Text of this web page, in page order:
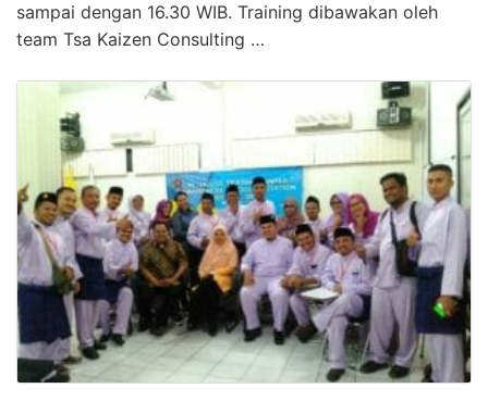
sampai dengan 16.30 WIB. Training dibawakan oleh
team Tsa Kaizen Consulting …